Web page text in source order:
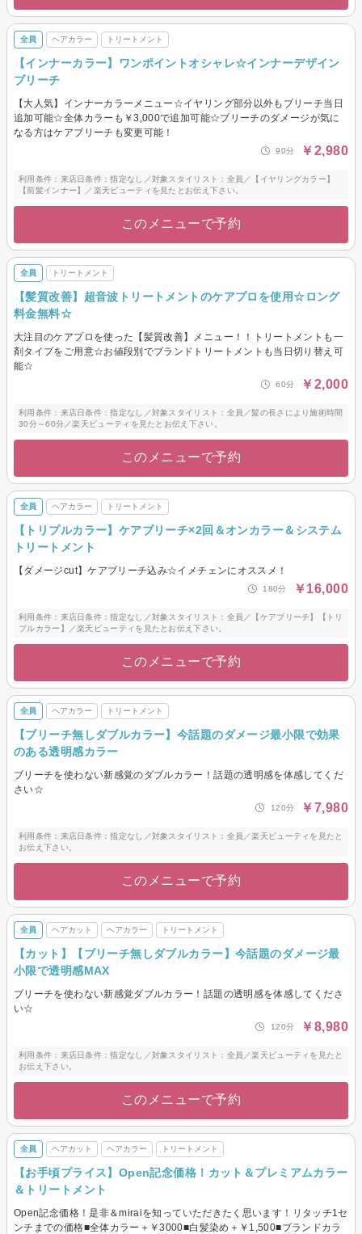
全員 ヘアカラー トリートメント
【インナーカラー】ワンポイントオシャレ☆インナーデザイン
ブリーチ
【大人気】インナーカラーメニュー☆イヤリング部分以外もブリーチ当日
追加可能☆全体カラーも￥3,000で追加可能☆ブリーチのダメージが気に
なる方はケアブリーチも変更可能！
90分 ￥2,980
利用条件：来店日条件：指定なし／対象スタイリスト：全員／【イヤリングカラー】
【前髪インナー】／楽天ビューティを見たとお伝え下さい。
このメニューで予約
全員 トリートメント
【髪質改善】超音波トリートメントのケアプロを使用☆ロング
料金無料☆
大注目のケアプロを使った【髪質改善】メニュー！！トリートメントも一
剤タイプをご用意☆お値段別でブランドトリートメントも当日切り替え可
能☆
60分 ￥2,000
利用条件：来店日条件：指定なし／対象スタイリスト：全員／髪の長さにより施術時間
30分～60分／楽天ビューティを見たとお伝え下さい。
このメニューで予約
全員 ヘアカラー トリートメント
【トリプルカラー】ケアブリーチ×2回＆オンカラー＆システム
トリートメント
【ダメージcut】ケアブリーチ込み☆イメチェンにオススメ！
180分 ￥16,000
利用条件：来店日条件：指定なし／対象スタイリスト：全員／【ケアブリーチ】【トリ
プルカラー】／楽天ビューティを見たとお伝え下さい。
このメニューで予約
全員 ヘアカラー トリートメント
【ブリーチ無しダブルカラー】今話題のダメージ最小限で効果
のある透明感カラー
ブリーチを使わない新感覚のダブルカラー！話題の透明感を体感してくだ
さい☆
120分 ￥7,980
利用条件：来店日条件：指定なし／対象スタイリスト：全員／楽天ビューティを見たと
お伝え下さい。
このメニューで予約
全員 ヘアカット ヘアカラー トリートメント
【カット】【ブリーチ無しダブルカラー】今話題のダメージ最
小限で透明感MAX
ブリーチを使わない新感覚ダブルカラー！話題の透明感を体感してくださ
い☆
120分 ￥8,980
利用条件：来店日条件：指定なし／対象スタイリスト：全員／楽天ビューティを見たと
お伝え下さい。
このメニューで予約
全員 ヘアカット ヘアカラー トリートメント
【お手頃プライス】Open記念価格！カット＆プレミアムカラー
＆トリートメント
Open記念価格！是非＆miraiを知っていただきたく思います！リタッチ1セ
ンチまでの価格■全体カラー＋￥3000■白髪染め＋￥1,500■ブランドカラ